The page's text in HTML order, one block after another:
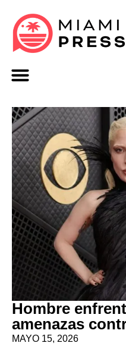
Hombre
amenazas
MAYO 15, 2026